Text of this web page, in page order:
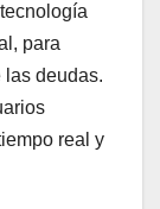
para
las deudas.
real y